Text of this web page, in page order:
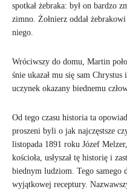
spotkał żebraka: był on bardzo
zimno. Żołnierz oddał żebrakowi
niego.
Wróciwszy do domu, Martin
śnie ukazał mu się sam
uczynek okazany biednemu
Od tego czasu historia ta
proszeni byli o jak najczęstsze
listopada 1891 roku Józef
kościoła, usłyszał tę historię i
biednym ludziom. Tego samego
wyjątkowej receptury.